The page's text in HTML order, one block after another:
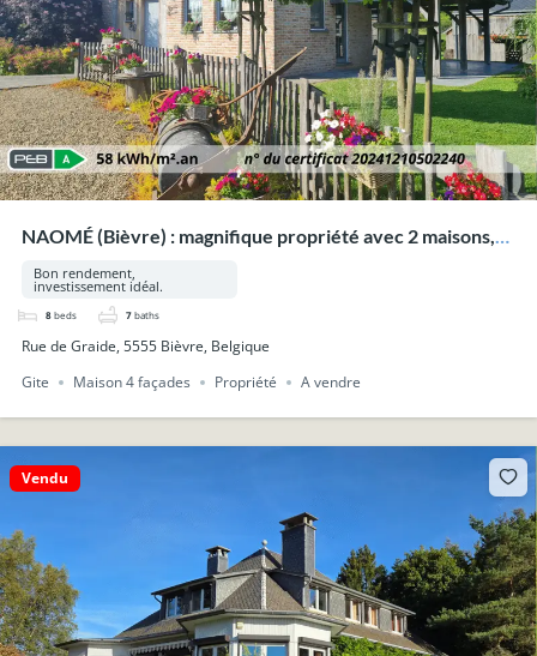
NAOMÉ (Bièvre) : magnifique propriété avec 2 maisons,
piscine, wellness, sur 33a 53ca.
Bon rendement,
investissement idéal.
8 beds 7 baths
Rue de Graide, 5555 Bièvre, Belgique
Gite
Maison 4 façades Propriété A vendre
Vendu